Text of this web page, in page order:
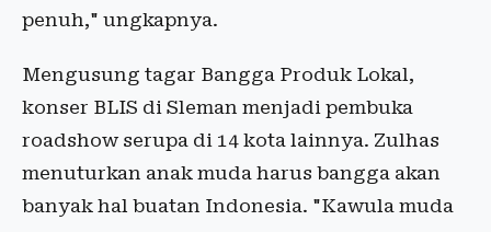
penuh," ungkapnya.
Mengusung tagar Bangga Produk Lokal,
konser BLIS di Sleman menjadi pembuka
roadshow serupa di 14 kota lainnya. Zulhas
menuturkan anak muda harus bangga akan
banyak hal buatan Indonesia. "Kawula muda